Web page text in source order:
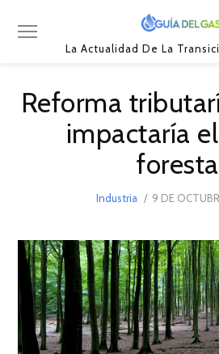
La Actualidad De La
Reforma
impactaría
Industria
POSTED
9 DE